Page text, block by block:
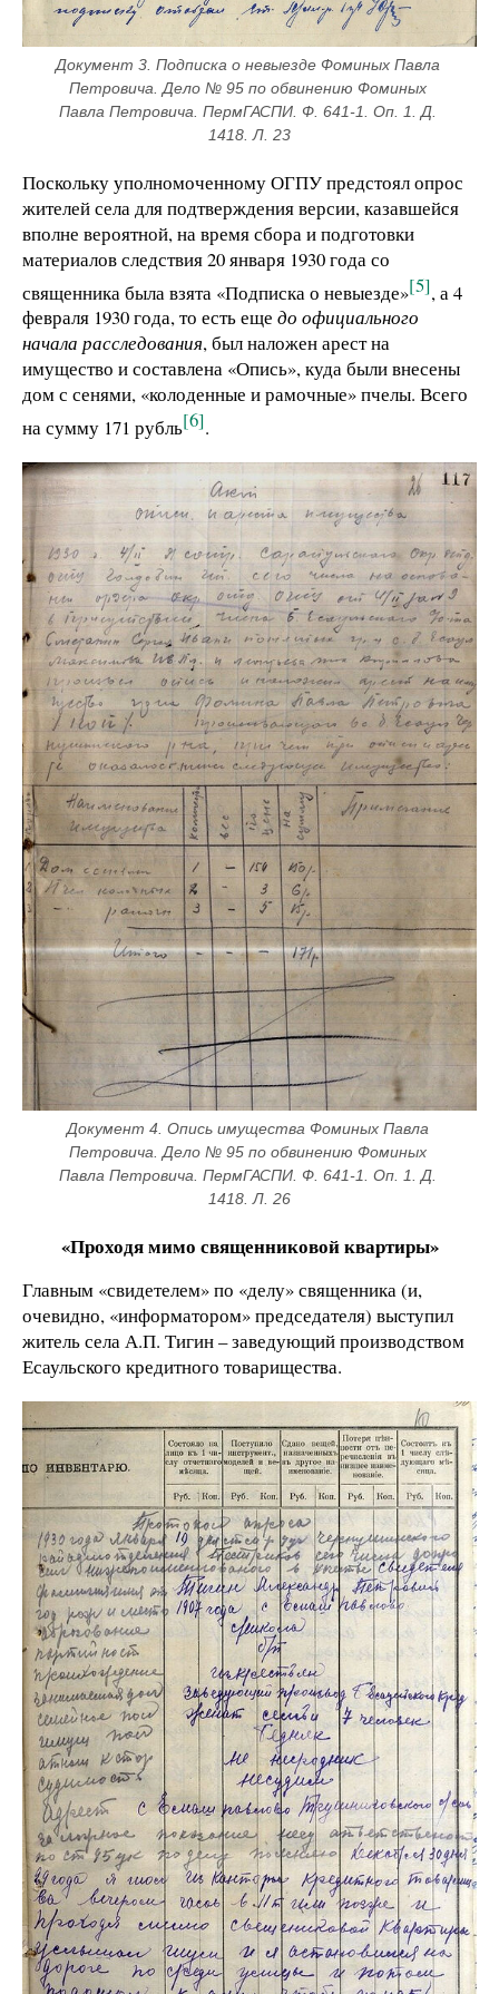
Документ 3. Подписка о невыезде Фоминых Павла
Петровича. Дело № 95 по обвинению Фоминых
Павла Петровича. ПермГАСПИ. Ф. 641-1. Оп. 1. Д.
1418. Л. 23
Поскольку уполномоченному ОГПУ предстоял опрос
жителей села для подтверждения версии, казавшейся
вполне вероятной, на время сбора и подготовки
материалов следствия 20 января 1930 года со
священника была взята «Подписка о невыезде»[5], а 4
февраля 1930 года, то есть еще до официального
начала расследования, был наложен арест на
имущество и составлена «Опись», куда были внесены
дом с сенями, «колоденные и рамочные» пчелы. Всего
на сумму 171 рубль[6].
Документ 4. Опись имущества Фоминых Павла
Петровича. Дело № 95 по обвинению Фоминых
Павла Петровича. ПермГАСПИ. Ф. 641-1. Оп. 1. Д.
1418. Л. 26
«Проходя мимо священниковой квартиры»
Главным «свидетелем» по «делу» священника (и,
очевидно, «информатором» председателя) выступил
житель села А.П. Тигин – заведующий производством
Есаульского кредитного товарищества.